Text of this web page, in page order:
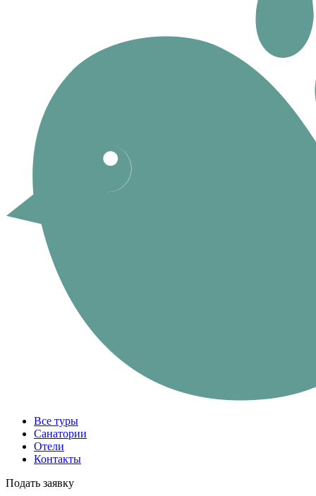
Все туры
Санатории
Отели
Контакты
Подать заявку